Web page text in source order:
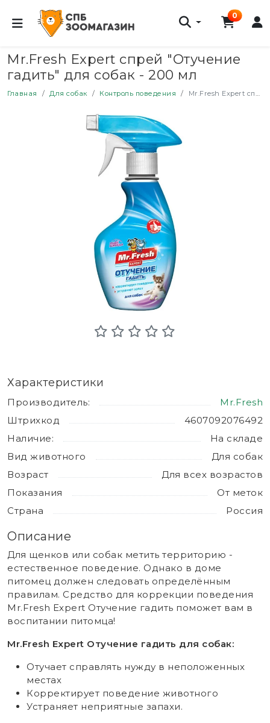
0
Mr.Fresh Expert спрей "Отучение
гадить" для собак - 200 мл
Главная Для собак Контроль поведения Mr.Fresh Expert спрей "Отучение гадить" для собак - 200 мл
Характеристики
Производитель:
Mr.Fresh
Штрихкод
4607092076492
Наличие:
На складе
Вид животного
Для собак
Возраст
Для всех возрастов
Показания
От меток
Страна
Россия
Описание
Для щенков или собак метить территорию -
естественное поведение. Однако в доме
питомец должен следовать определённым
правилам. Средство для коррекции поведения
Mr.Fresh Expert Отучение гадить поможет вам в
воспитании питомца!
Mr.Fresh Expert Отучение гадить для собак:
Отучает справлять нужду в неположенных
местах
Корректирует поведение животного
Устраняет неприятные запахи.